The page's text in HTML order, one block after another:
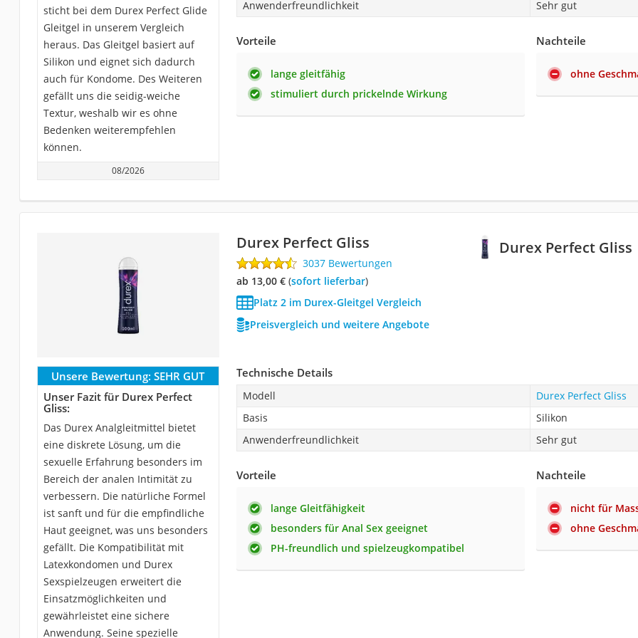
sticht bei dem Durex Perfect Glide
Gleitgel in unserem Vergleich
heraus. Das Gleitgel basiert auf
Silikon und eignet sich dadurch
auch für Kondome. Des Weiteren
gefällt uns die seidig-weiche
Textur, weshalb wir es ohne
Bedenken weiterempfehlen
können.
08/2026
Anwenderfreundlichkeit Sehr gut
Vorteile
lange gleitfähig
stimuliert durch prickelnde Wirkung
Nachteile
ohne
Durex Perfect Gliss
Durex Perfect Gliss
3037 Bewertungen
ab 13,00 €( Sofort lieferbar)
Platz 2 im Durex-Gleitgel Vergleich
Preisvergleich und weitere Angebote
Unsere Bewertung: SEHR GUT
Unser Fazit für Durex Perfect
Gliss:
Das Durex Analgleitmittel bietet
eine diskrete Lösung, um die
sexuelle Erfahrung besonders im
Bereich der analen Intimität zu
verbessern. Die natürliche Formel
ist sanft und für die empfindliche
Haut geeignet, was uns besonders
gefällt. Die Kompatibilität mit
Latexkondomen und Durex
Sexspielzeugen erweitert die
Einsatzmöglichkeiten und
gewährleistet eine sichere
Anwendung. Seine spezielle
Technische Details
Modell
Durex Perfect Gliss
Basis
Silikon
Anwenderfreundlichkeit
Sehr gut
Vorteile
lange Gleitfähigkeit
besonders für Anal Sex geeignet
PH-freundlich und spielzeugkompatibel
Nachteile
nicht für
ohne